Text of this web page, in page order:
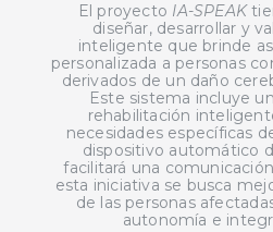
El proyecto IA-SPEAK
diseñar, desarrollar y
inteligente que brinde
personalizada a personas
derivados de un daño
Este sistema incluye
rehabilitación
necesidades específicas
dispositivo automático
facilitará una
esta iniciativa se busca
de las personas
autonomía e